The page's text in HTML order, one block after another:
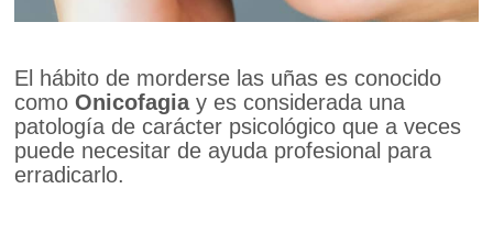
El hábito de morderse las uñas es conocido
comoOnicofagiay es considerada una
patología de carácter psicológico que a veces
puede necesitar de ayuda profesional para
erradicarlo.